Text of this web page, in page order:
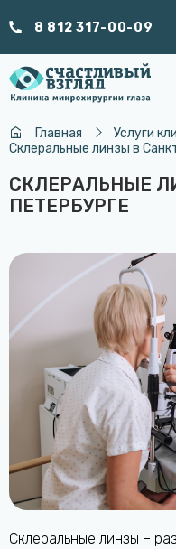
8 812 317-00-09
Главная
Услуги
Склеральные линзы в
СКЛЕРАЛЬНЫЕ
ПЕТЕРБУРГЕ
Склеральные линзы –